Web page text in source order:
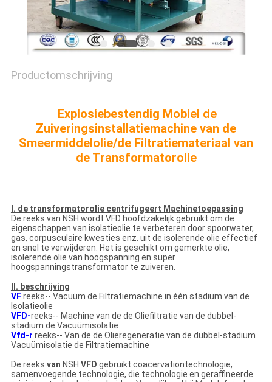
Productomschrijving
Explosiebestendig Mobiel de
Zuiveringsinstallatiemachine van de
Smeermiddelolie/de Filtratiemateriaal van
de Transformatorolie
I. de transformatorolie centrifugeert Machinetoepassing
De reeks van NSH wordt VFD hoofdzakelijk gebruikt om de
eigenschappen van isolatieolie te verbeteren door spoorwater,
gas, corpusculaire kwesties enz. uit de isolerende olie effectief
en snel te verwijderen. Het is geschikt om gemerkte olie,
isolerende olie van hoogspanning en super
hoogspanningstransformator te zuiveren.
II. beschrijving
VFreeks-- Vacuüm de Filtratiemachine in één stadium van de
Isolatieolie
VFD-reeks-- Machine van de de Oliefiltratie van de dubbel-
stadium de Vacuümisolatie
Vfd-r reeks-- Van de de Olieregeneratie van de dubbel-stadium
Vacuümisolatie de Filtratiemachine
De reeks van NSH VFD gebruikt coacervationtechnologie,
samenvoegende technologie, die technologie en geraffineerde